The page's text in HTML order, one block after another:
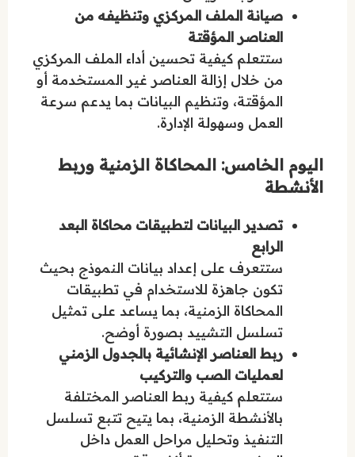
صيانة الملف المركزي وتنظيفه من
العناصر المؤقتة
ستتعلم كيفية تحسين أداء الملف المركزي
من خلال إزالة العناصر غير المستخدمة أو
المؤقتة، وتنظيم البيانات بما يدعم سرعة
العمل وسهولة الإدارة.
اليوم الخامس: المحاكاة الزمنية وربط
الأنشطة
تصدير البيانات لتطبيقات محاكاة البعد
الرابع
ستتعرف على إعداد بيانات النموذج بحيث
تكون جاهزة للاستخدام في تطبيقات
المحاكاة الزمنية، بما يساعد على تمثيل
تسلسل التشييد بصورة أوضح.
ربط العناصر الإنشائية بالجدول الزمني
لعمليات الصب والتركيب
ستتعلم كيفية ربط العناصر المختلفة
بالأنشطة الزمنية، بما يتيح تتبع تسلسل
التنفيذ وتحليل مراحل العمل داخل